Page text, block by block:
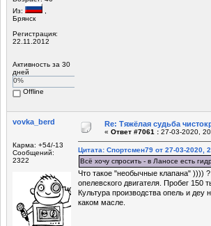
Из:
Брянск
Регистрация:
22.11.2012
Активность за 30
дней
0%
Offline
vovka_berd
Карма: +54/-13
Сообщений:
2322
Re: Тяжёлая судьба
« Ответ #7061 : 27-03-2020,
Цитата: Спортсмен79 от 27-03-2020,
Всё хочу спросить - в Ланосе есть
Что такое "необычные клапана" ))))
опелевского двигателя. Пробег 150
Культура производства опель и
каком масле.